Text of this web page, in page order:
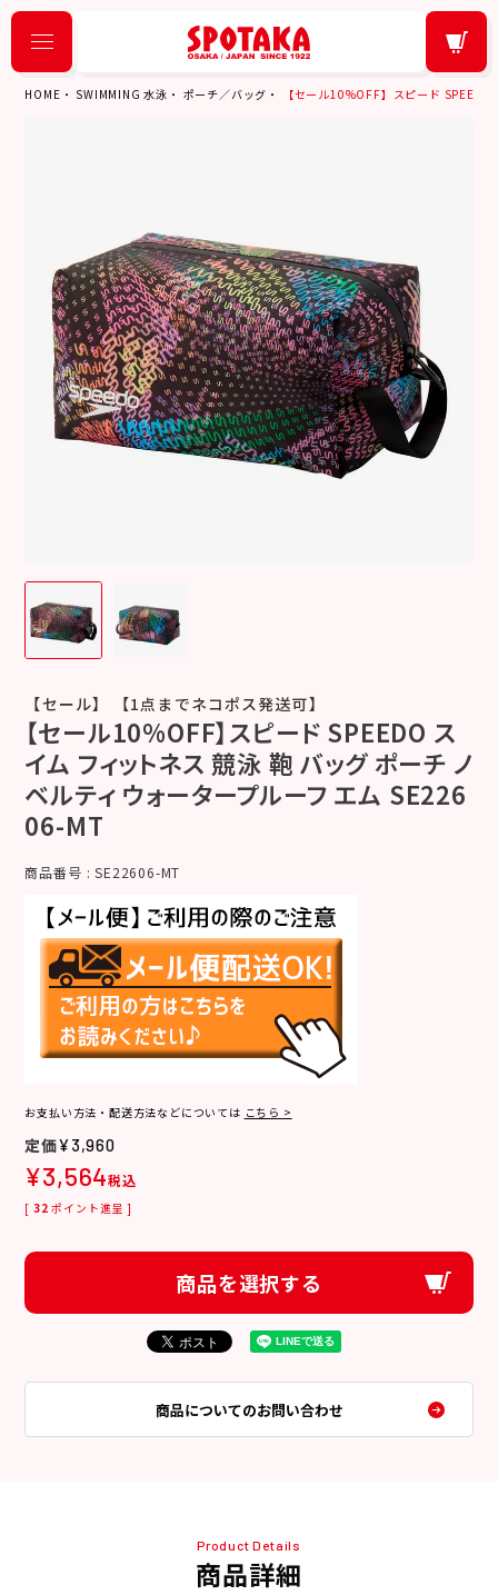
HOME SWIMMING 水泳 ポーチ／バッグ 【セール10%OFF】スピード
【セール】 【1点までネコポス発送可】
【セール10%OFF】スピード SPEEDO ス
イム フィットネス 競泳 鞄 バッグ ポーチ ノ
ベルティ ウォータープルーフ エム SE226
06-MT
商品番号 SE22606-MT
お支払い方法・配送方法などについては こちら >
¥3,960
¥3,564税込
[ 32 ポイント進呈 ]
商品を選択する
商品についてのお問い合わせ
Product Details
商品詳細